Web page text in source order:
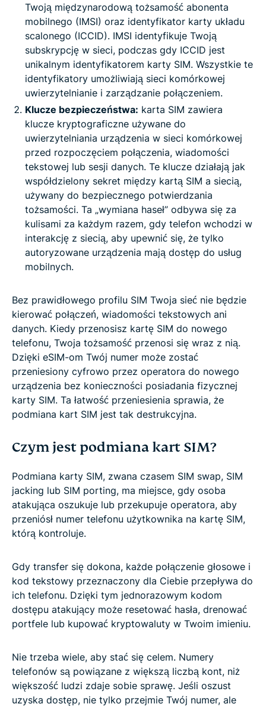
Twoją międzynarodową tożsamość abonenta
mobilnego (IMSI) oraz identyfikator karty układu
scalonego (ICCID). IMSI identyfikuje Twoją
subskrypcję w sieci, podczas gdy ICCID jest
unikalnym identyfikatorem karty SIM. Wszystkie te
identyfikatory umożliwiają sieci komórkowej
uwierzytelnianie i zarządzanie połączeniem.
Klucze bezpieczeństwa: karta SIM zawiera
klucze kryptograficzne używane do
uwierzytelniania urządzenia w sieci komórkowej
przed rozpoczęciem połączenia, wiadomości
tekstowej lub sesji danych. Te klucze działają jak
współdzielony sekret między kartą SIM a siecią,
używany do bezpiecznego potwierdzania
tożsamości. Ta „wymiana haseł” odbywa się za
kulisami za każdym razem, gdy telefon wchodzi w
interakcję z siecią, aby upewnić się, że tylko
autoryzowane urządzenia mają dostęp do usług
mobilnych.
Bez prawidłowego profilu SIM Twoja sieć nie będzie
kierować połączeń, wiadomości tekstowych ani
danych. Kiedy przenosisz kartę SIM do nowego
telefonu, Twoja tożsamość przenosi się wraz z nią.
Dzięki eSIM-om Twój numer może zostać
przeniesiony cyfrowo przez operatora do nowego
urządzenia bez konieczności posiadania fizycznej
karty SIM. Ta łatwość przeniesienia sprawia, że
podmiana kart SIM jest tak destrukcyjna.
Czym jest podmiana kart SIM?
Podmiana karty SIM, zwana czasem SIM swap, SIM
jacking lub SIM porting, ma miejsce, gdy osoba
atakująca oszukuje lub przekupuje operatora, aby
przeniósł numer telefonu użytkownika na kartę SIM,
którą kontroluje.
Gdy transfer się dokona, każde połączenie głosowe i
kod tekstowy przeznaczony dla Ciebie przepływa do
ich telefonu. Dzięki tym jednorazowym kodom
dostępu atakujący może resetować hasła, drenować
portfele lub kupować kryptowaluty w Twoim imieniu.
Nie trzeba wiele, aby stać się celem. Numery
telefonów są powiązane z większą liczbą kont, niż
większość ludzi zdaje sobie sprawę. Jeśli oszust
uzyska dostęp, nie tylko przejmie Twój numer, ale